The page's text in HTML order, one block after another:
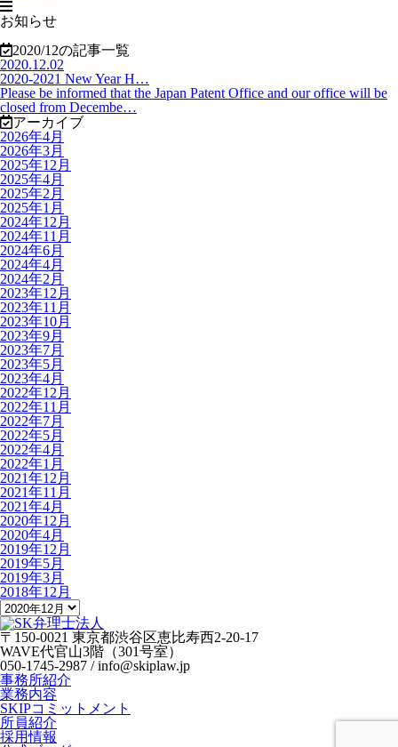
お知らせ
2020/12の記事一覧
2020.12.02
2020-2021 New Year H…
Please be informed that the Japan Patent Office and our office will be
closed from Decembe…
アーカイブ
2026年4月
2026年3月
2025年12月
2025年4月
2025年2月
2025年1月
2024年12月
2024年11月
2024年6月
2024年4月
2024年2月
2023年12月
2023年11月
2023年10月
2023年9月
2023年7月
2023年5月
2023年4月
2022年12月
2022年11月
2022年7月
2022年5月
2022年4月
2022年1月
2021年12月
2021年11月
2021年4月
2020年12月
2020年4月
2019年12月
2019年5月
2019年3月
2018年12月
〒150-0021 東京都渋谷区恵比寿西2-20-17
WAVE代官山3階（301号室）
050-1745-2987 / info@skiplaw.jp
事務所紹介
業務内容
SKIPコミットメント
所員紹介
採用情報